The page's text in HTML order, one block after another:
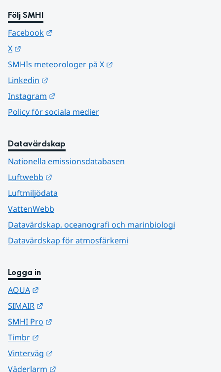
Följ SMHI
Facebook
X
SMHIs meteorologer på X
Linkedin
Instagram
Policy för sociala medier
Datavärdskap
Nationella emissionsdatabasen
Luftwebb
Luftmiljödata
VattenWebb
Datavärdskap, oceanografi och marinbiologi
Datavärdskap för atmosfärkemi
Logga in
AQUA
SIMAIR
SMHI Pro
Timbr
Vinterväg
Väderlarm